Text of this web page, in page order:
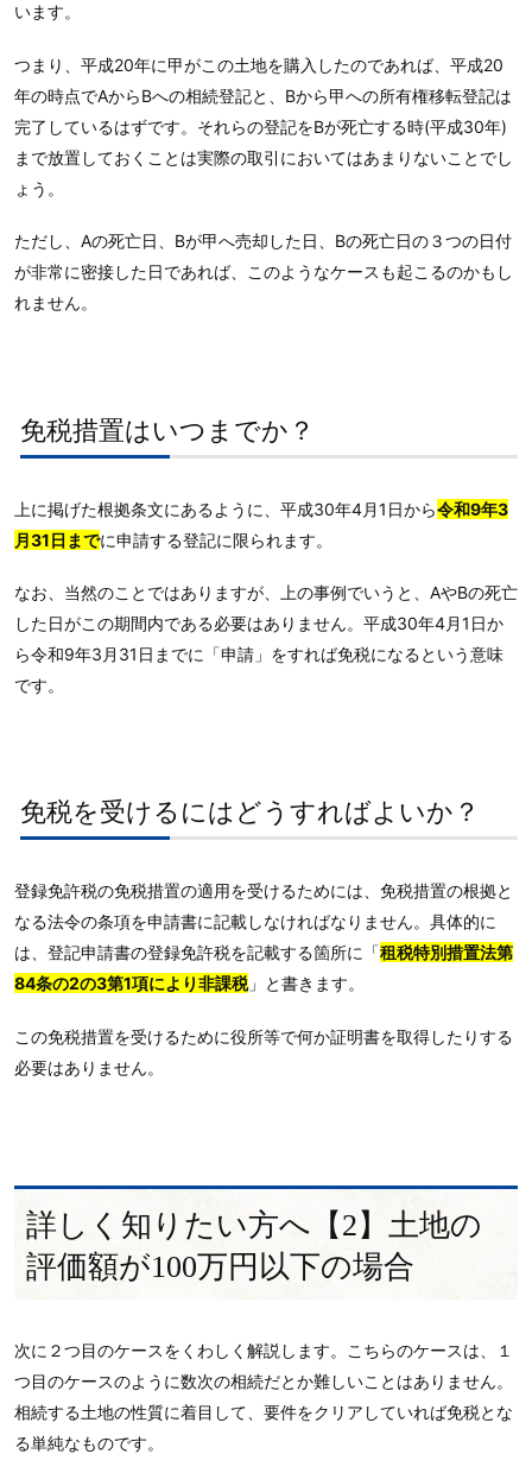
います。
つまり、平成20年に甲がこの土地を購入したのであれば、平成20
年の時点でAからBへの相続登記と、Bから甲への所有権移転登記は
完了しているはずです。それらの登記をBが死亡する時(平成30年)
まで放置しておくことは実際の取引においてはあまりないことでし
ょう。
ただし、Aの死亡日、Bが甲へ売却した日、Bの死亡日の３つの日付
が非常に密接した日であれば、このようなケースも起こるのかもし
れません。
免税措置はいつまでか？
上に掲げた根拠条文にあるように、平成30年4月1日から令和9年3
月31日までに申請する登記に限られます。
なお、当然のことではありますが、上の事例でいうと、AやBの死亡
した日がこの期間内である必要はありません。平成30年4月1日か
ら令和9年3月31日までに「申請」をすれば免税になるという意味
です。
免税を受けるにはどうすればよいか？
登録免許税の免税措置の適用を受けるためには、免税措置の根拠と
なる法令の条項を申請書に記載しなければなりません。具体的に
は、登記申請書の登録免許税を記載する箇所に「租税特別措置法第
84条の2の3第1項により非課税」と書きます。
この免税措置を受けるために役所等で何か証明書を取得したりする
必要はありません。
詳しく知りたい方へ【2】土地の
評価額が100万円以下の場合
次に２つ目のケースをくわしく解説します。こちらのケースは、１
つ目のケースのように数次の相続だとか難しいことはありません。
相続する土地の性質に着目して、要件をクリアしていれば免税とな
る単純なものです。